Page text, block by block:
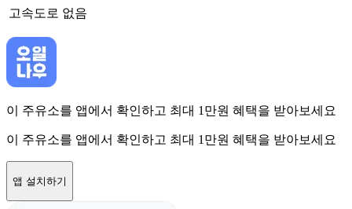
고속도로 없음
이 주유소를 앱에서 확인하고 최대 1만원 혜택을 받아보세요
이 주유소를 앱에서 확인하고 최대 1만원 혜택을 받아보세요
앱 설치하기